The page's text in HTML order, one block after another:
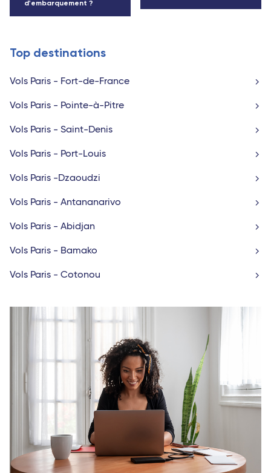
d'embarquement ?
Top destinations
Vols Paris - Fort-de-France
Vols Paris - Pointe-à-Pitre
Vols Paris - Saint-Denis
Vols Paris - Port-Louis
Vols Paris -Dzaoudzi
Vols Paris - Antananarivo
Vols Paris - Abidjan
Vols Paris - Bamako
Vols Paris - Cotonou